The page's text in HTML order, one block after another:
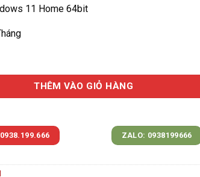
11 Home 64bit
đồng bộ Dell Inspiron 3030T (Core i5- 14400 |
THÊM VÀO GIỎ HÀNG
ZALO: 0938199666